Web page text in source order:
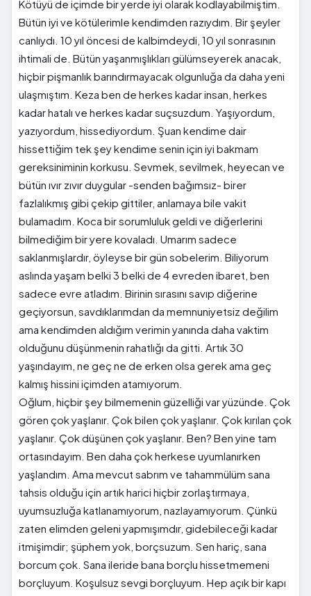
Kötüyü de içimde bir yerde iyi olarak kodlayabilmiştim.
Bütün iyi ve kötülerimle kendimden razıydım. Bir şeyler
canlıydı. 10 yıl öncesi de kalbimdeydi, 10 yıl sonrasının
ihtimali de. Bütün yaşanmışlıkları gülümseyerek anacak,
hiçbir pişmanlık barındırmayacak olgunluğa da daha yeni
ulaşmıştım. Keza ben de herkes kadar insan, herkes
kadar hatalı ve herkes kadar suçsuzdum. Yaşıyordum,
yazıyordum, hissediyordum. Şuan kendime dair
hissettiğim tek şey kendime senin için iyi bakmam
gereksiniminin korkusu. Sevmek, sevilmek, heyecan ve
bütün ıvır zıvır duygular -senden bağımsız- birer
fazlalıkmış gibi çekip gittiler, anlamaya bile vakit
bulamadım. Koca bir sorumluluk geldi ve diğerlerini
bilmediğim bir yere kovaladı. Umarım sadece
saklanmışlardır, öyleyse bir gün sobelerim. Biliyorum
aslında yaşam belki 3 belki de 4 evreden ibaret, ben
sadece evre atladım. Birinin sırasını savıp diğerine
geçiyorsun, savdıklarımdan da memnuniyetsiz değilim
ama kendimden aldığım verimin yanında daha vaktim
olduğunu düşünmenin rahatlığı da gitti. Artık 30
yaşındayım, ne geç ne de erken olsa gerek ama geç
kalmış hissini içimden atamıyorum.
Oğlum, hiçbir şey bilmemenin güzelliği var yüzünde. Çok
gören çok yaşlanır. Çok bilen çok yaşlanır. Çok kırılan çok
yaşlanır. Çok düşünen çok yaşlanır. Ben? Ben yine tam
ortasındayım. Ben daha çok herkese uyumlanırken
yaşlandım. Ama mevcut sabrım ve tahammülüm sana
tahsis olduğu için artık harici hiçbir zorlaştırmaya,
uyumsuzluğa katlanamıyorum, nazlayamıyorum. Çünkü
zaten elimden geleni yapmışımdır, gidebileceği kadar
itmişimdir; şüphem yok, borçsuzum. Sen hariç, sana
borcum çok. Sana ileride bana borçlu hissetmemeni
borçluyum. Koşulsuz sevgi borçluyum. Hep açık bir kapı